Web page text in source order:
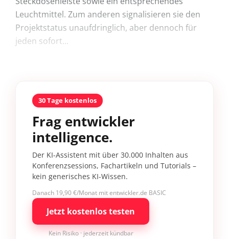
Leuchtmittel. Zum anderen signalisieren sie den
Projektstatus unaufdringlich, aber dennoch für
jeden sofort...
30 Tage kostenlos
Frag entwickler
intelligence.
Der KI-Assistent mit über 30.000 Inhalten aus
Konferenzsessions, Fachartikeln und Tutorials –
kein generisches KI-Wissen.
Danach 19,90 €/Monat mit entwickler.de BASIC
Jetzt kostenlos testen
Kein Risiko · jederzeit kündbar